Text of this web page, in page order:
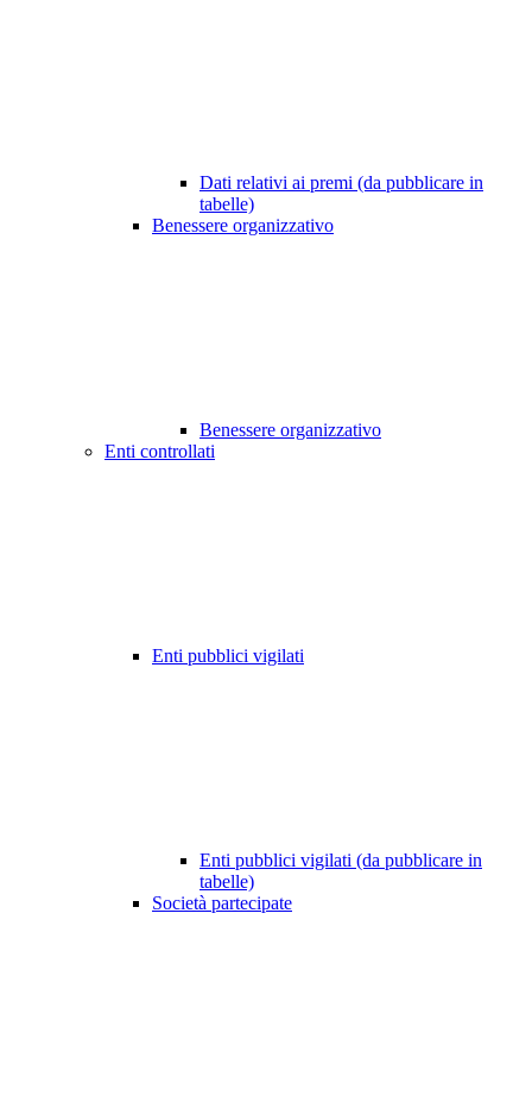
Dati relativi ai premi (da pubblicare in
tabelle)
Benessere organizzativo
Benessere organizzativo
Enti controllati
Enti pubblici vigilati
Enti pubblici vigilati (da pubblicare in
tabelle)
Società partecipate